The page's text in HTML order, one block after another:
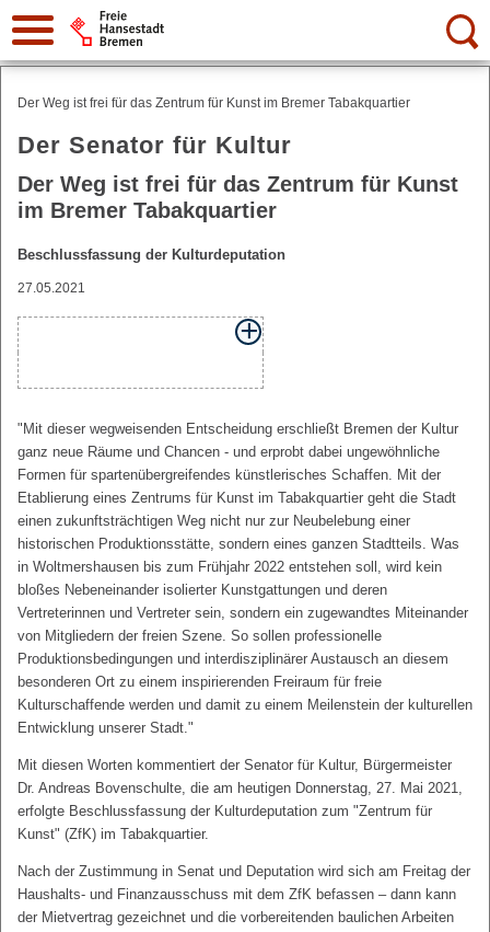
Suche:
Der Weg ist frei für das Zentrum für Kunst im Bremer Tabakquartier
Der Senator für Kultur
Der Weg ist frei für das Zentrum für Kunst
im Bremer Tabakquartier
Beschlussfassung der Kulturdeputation
27.05.2021
"Mit dieser wegweisenden Entscheidung erschließt Bremen der Kultur
ganz neue Räume und Chancen - und erprobt dabei ungewöhnliche
Formen für spartenübergreifendes künstlerisches Schaffen. Mit der
Etablierung eines Zentrums für Kunst im Tabakquartier geht die Stadt
einen zukunftsträchtigen Weg nicht nur zur Neubelebung einer
historischen Produktionsstätte, sondern eines ganzen Stadtteils. Was
in Woltmershausen bis zum Frühjahr 2022 entstehen soll, wird kein
bloßes Nebeneinander isolierter Kunstgattungen und deren
Vertreterinnen und Vertreter sein, sondern ein zugewandtes Miteinander
von Mitgliedern der freien Szene. So sollen professionelle
Produktionsbedingungen und interdisziplinärer Austausch an diesem
besonderen Ort zu einem inspirierenden Freiraum für freie
Kulturschaffende werden und damit zu einem Meilenstein der kulturellen
Entwicklung unserer Stadt."
Mit diesen Worten kommentiert der Senator für Kultur, Bürgermeister
Dr. Andreas Bovenschulte, die am heutigen Donnerstag, 27. Mai 2021,
erfolgte Beschlussfassung der Kulturdeputation zum "Zentrum für
Kunst" (ZfK) im Tabakquartier.
Nach der Zustimmung in Senat und Deputation wird sich am Freitag der
Haushalts- und Finanzausschuss mit dem ZfK befassen – dann kann
der Mietvertrag gezeichnet und die vorbereitenden baulichen Arbeiten